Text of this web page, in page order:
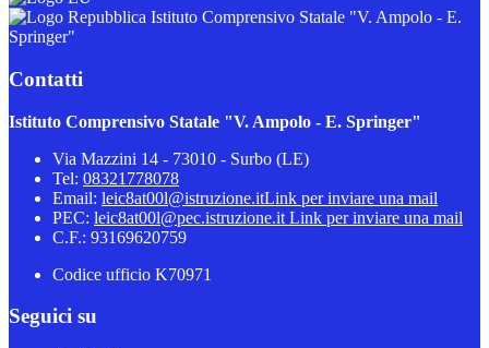
Istituto Comprensivo Statale "V. Ampolo - E.
Springer"
Contatti
Istituto Comprensivo Statale "V. Ampolo - E. Springer"
Via Mazzini 14 - 73010 - Surbo (LE)
Tel: 08321778078
Email: leic8at00l@istruzione.itLink per inviare una mail
PEC: leic8at00l@pec.istruzione.it Link per inviare una mail
C.F.: 93169620759
Codice ufficio K70971
Seguici su